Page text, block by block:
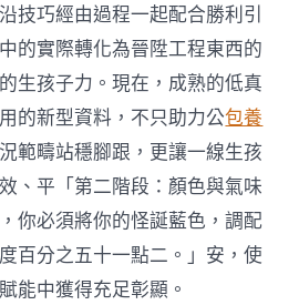
技巧經由過程一起配合勝利引
的實際轉化為晉陞工程東西的
的生孩子力。現在，成熟的低真
的新型資料，不只助力公包養
範疇站穩腳跟，更讓一線生孩
、平「第二階段：顏色與氣味
你必須將你的怪誕藍色，調配
百分之五十一點二。」安，使
能中獲得充足彰顯。